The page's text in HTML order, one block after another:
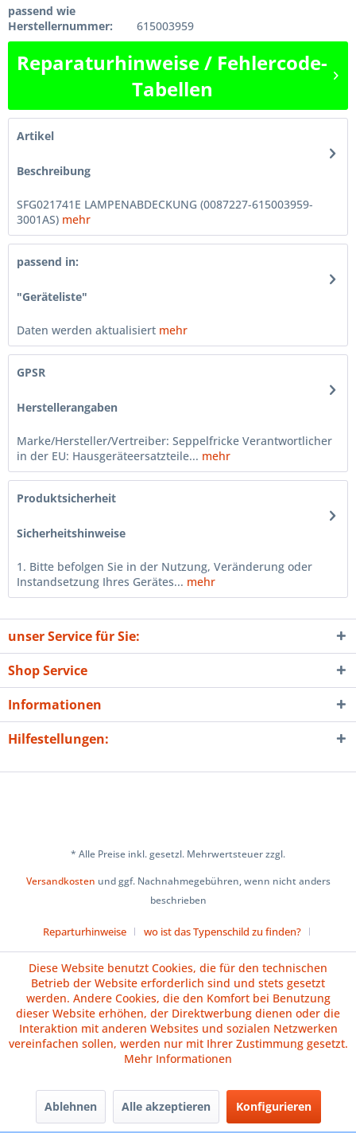
passend wie
Herstellernummer:
615003959
Reparaturhinweise / Fehlercode-
Tabellen
Artikel
Beschreibung
SFG021741E LAMPENABDECKUNG (0087227-615003959-
3001AS) mehr
passend in:
"Geräteliste"
Daten werden aktualisiert mehr
GPSR
Herstellerangaben
Marke/Hersteller/Vertreiber: Seppelfricke Verantwortlicher
in der EU: Hausgeräteersatzteile... mehr
Produktsicherheit
Sicherheitshinweise
1. Bitte befolgen Sie in der Nutzung, Veränderung oder
Instandsetzung Ihres Gerätes... mehr
unser Service für Sie:
Shop Service
Informationen
Hilfestellungen:
* Alle Preise inkl. gesetzl. Mehrwertsteuer zzgl.
Versandkosten und ggf. Nachnahmegebühren, wenn nicht anders
beschrieben
Reparturhinweise
wo ist das Typenschild zu finden?
Versand und Zahlungsbedingungen
Impressum
AGB
Widerrufsrecht
Datenschutz Batteriehinweise
Vertrag widerrufen
Diese Website benutzt Cookies, die für den technischen
Betrieb der Website erforderlich sind und stets gesetzt
werden. Andere Cookies, die den Komfort bei Benutzung
dieser Website erhöhen, der Direktwerbung dienen oder die
Interaktion mit anderen Websites und sozialen Netzwerken
vereinfachen sollen, werden nur mit Ihrer Zustimmung gesetzt.
Mehr Informationen
Ablehnen Alle akzeptieren Konfigurieren